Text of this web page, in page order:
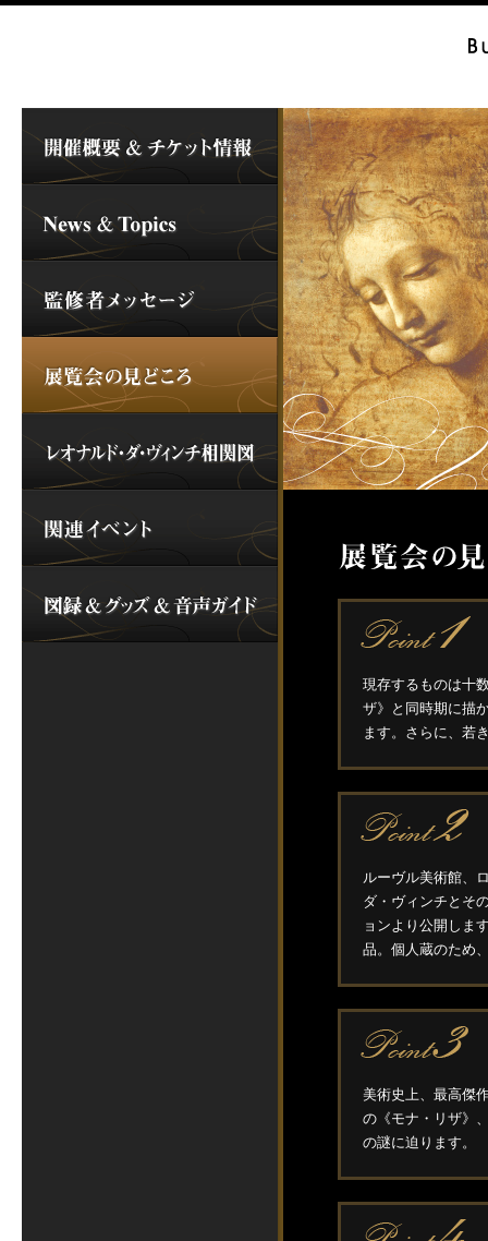
現存するものは十
ザ》と同時期に描
ます。さらに、若
ルーヴル美術館、
ダ・ヴィンチとそ
ョンより公開しま
品。個人蔵のため
美術史上、最高傑
の《モナ・リザ》
の謎に迫ります。